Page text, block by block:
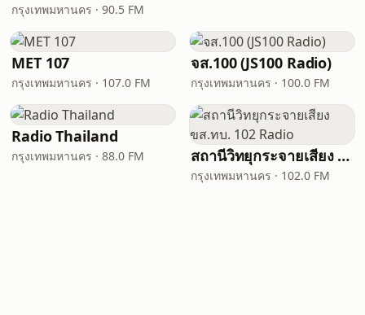
กรุงเทพมหานคร · 90.5 FM
MET 107
กรุงเทพมหานคร · 107.0 FM
จส.100 (JS100 Radio)
กรุงเทพมหานคร · 100.0 FM
Radio Thailand
กรุงเทพมหานคร · 88.0 FM สถานีวิทยุกระจายเสียง ขส.ทบ. 102 Radio
กรุงเทพมหานคร · 102.0 FM